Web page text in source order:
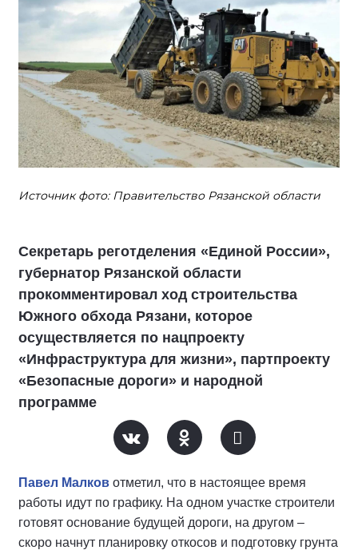
Источник фото: Правительство Рязанской области
Секретарь реготделения «Единой России»,
губернатор Рязанской области
прокомментировал ход строительства
Южного обхода Рязани, которое
осуществляется по нацпроекту
«Инфраструктура для жизни», партпроекту
«Безопасные дороги» и народной
программе
Павел Малков отметил, что в настоящее время
работы идут по графику. На одном участке строители
готовят основание будущей дороги, на другом –
скоро начнут планировку откосов и подготовку грунта